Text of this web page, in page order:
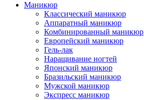
Маникюр
Классический маникюр
Аппаратный маникюр
Комбинированный маникюр
Европейский маникюр
Гель-лак
Наращивание ногтей
Японский маникюр
Бразильский маникюр
Мужской маникюр
Экспресс маникюр